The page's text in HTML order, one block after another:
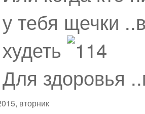
у тебя щечки
худеть
Для здоровья
вторник